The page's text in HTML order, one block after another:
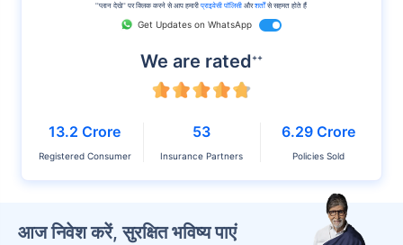
''प्लान देखे'' पर क्लिक करने से आप हमारीप्राइवेसी पॉलिसी औरशर्तोंसे सहमत होते हैं
Get Updates on WhatsApp
We are rated++
13.2 Crore
Registered Consumer
53
Insurance Partners
6.29 Crore
Policies Sold
आज निवेश करें, सुरक्षित भविष्य पाएं